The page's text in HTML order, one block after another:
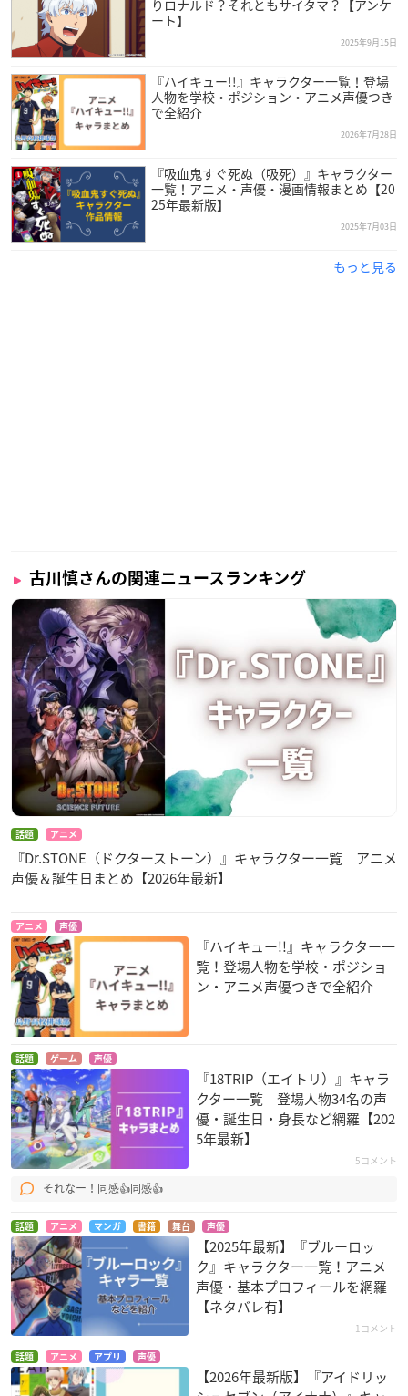
ん。
緑川さんが特別講師として来ることを知り、専門学校に通い始
めたそうです。
声優としては2011年にデビューし、2020年には第14回声優ア
ワードにて
2018年にはLantisより歌手デビューを果たし、多方面で活躍し
ている人気声優です！
りロナルド？それともサイタマ？【アンケ
ート】
2025年9月15日
『ハイキュー!!』キャラクター一覧！登場
人物を学校・ポジション・アニメ声優つき
で全紹介
2026年7月28日
『吸血鬼すぐ死ぬ（吸死）』キャラクター
一覧！アニメ・声優・漫画情報まとめ【20
25年最新版】
2025年7月03日
もっと見る
古川慎さんの関連ニュースランキング
話題 アニメ
『Dr.STONE（ドクターストーン）』キャラクター一覧 アニメ
声優＆誕生日まとめ【2026年最新】
アニメ 声優
『ハイキュー!!』キャラクター一
覧！登場人物を学校・ポジショ
ン・アニメ声優つきで全紹介
話題 ゲーム 声優
『18TRIP（エイトリ）』キャラ
クター一覧｜登場人物34名の声
優・誕生日・身長など網羅【202
5年最新】
5コメント
それなー！同感👍同感👍
話題 アニメ マンガ 書籍 舞台 声優
【2025年最新】『ブルーロッ
ク』キャラクター一覧！アニメ
声優・基本プロフィールを網羅
【ネタバレ有】
1コメント
話題 アニメ アプリ 声優
【2026年最新版】『アイドリッ